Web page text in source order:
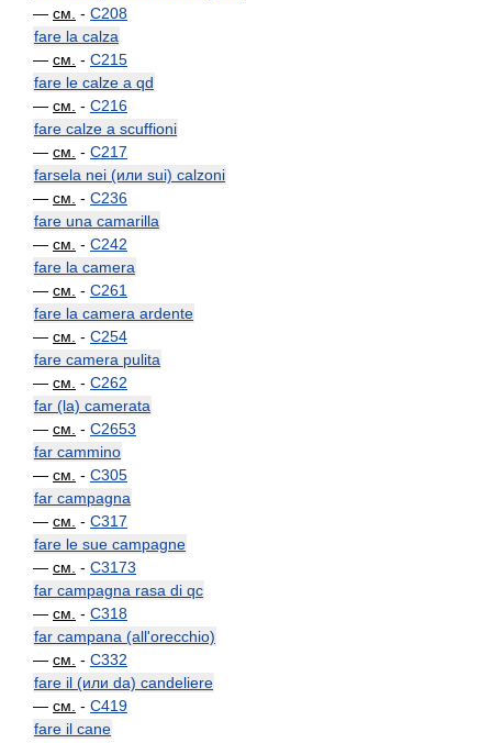
— см. - C208
fare la calza
— см. - C215
fare le calze a qd
— см. - C216
fare calze a scuffioni
— см. - C217
farsela nei (или sui) calzoni
— см. - C236
fare una camarilla
— см. - C242
fare la camera
— см. - C261
fare la camera ardente
— см. - C254
fare camera pulita
— см. - C262
far (la) camerata
— см. - C2653
far cammino
— см. - C305
far campagna
— см. - C317
fare le sue campagne
— см. - C3173
far campagna rasa di qc
— см. - C318
far campana (all'orecchio)
— см. - C332
fare il (или da) candeliere
— см. - C419
fare il cane